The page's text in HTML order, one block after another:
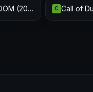
DOOM (2016) C